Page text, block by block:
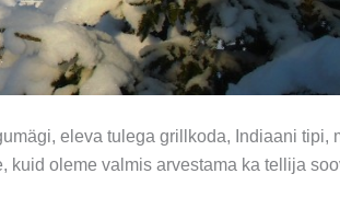
eleva tulega grillkoda, Indiaani tipi,
oleme valmis arvestama ka tellija